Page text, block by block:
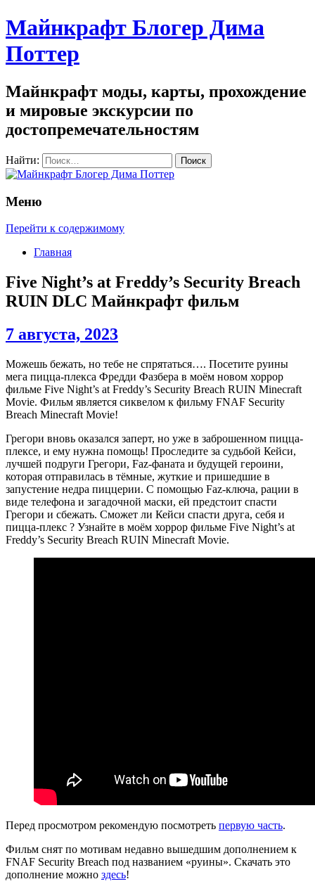
Майнкрафт Блогер Дима
Поттер
Майнкрафт моды, карты, прохождение
и мировые экскурсии по
достопремечательностям
Найти:
Меню
Перейти к содержимому
Главная
Five Night’s at Freddy’s Security Breach
RUIN DLC Mайнкрафт фильм
7 августа, 2023
Можешь бежать, но тебе не спрятаться…. Посетите руины
мега пицца-плекса Фредди Фазбера в моём новом хоррор
фильме Five Night’s at Freddy’s Security Breach RUIN Minecraft
Movie. Фильм является сиквелом к фильму FNAF Security
Breach Minecraft Movie!
Грегори вновь оказался заперт, но уже в заброшенном пицца-
плексе, и ему нужна помощь! Проследите за судьбой Кейси,
лучшей подруги Грегори, Faz-фаната и будущей героини,
которая отправилась в тёмные, жуткие и пришедшие в
запустение недра пиццерии. С помощью Faz-ключа, рации в
виде телефона и загадочной маски, ей предстоит спасти
Грегори и сбежать. Сможет ли Кейси спасти друга, себя и
пицца-плекс ? Узнайте в моём хоррор фильме Five Night’s at
Freddy’s Security Breach RUIN Minecraft Movie.
Перед просмотром рекомендую посмотреть первую часть.
Фильм снят по мотивам недавно вышедшим дополнением к
FNAF Security Breach под названием «руины». Скачать это
дополнение можно здесь!